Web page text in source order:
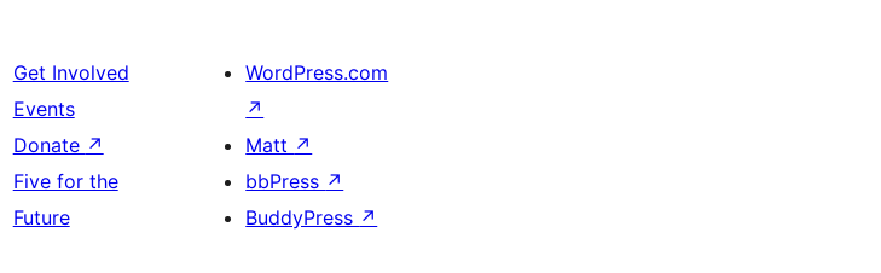
Get Involved
Events
Donate ↗
Five for the
Future
WordPress.com
↗
Matt ↗
bbPress ↗
BuddyPress ↗